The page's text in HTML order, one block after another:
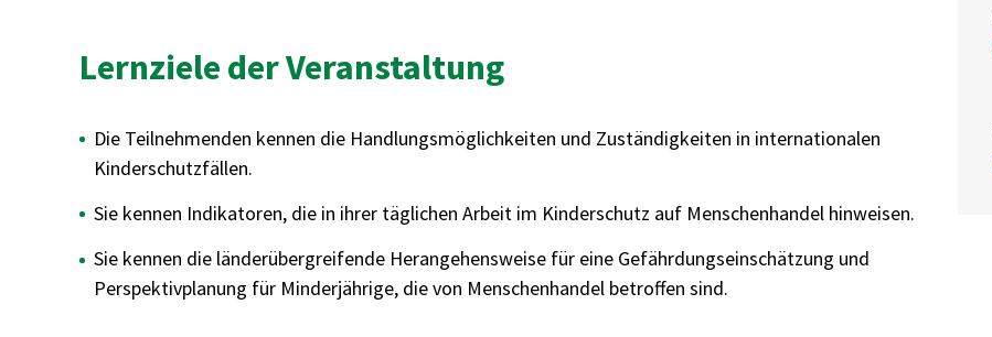
Lernziele der Veranstaltung
Die Teilnehmenden kennen die Handlungsmöglichkeiten und Zuständigkeiten in internationalen
Kinderschutzfällen.
Sie kennen Indikatoren, die in ihrer täglichen Arbeit im Kinderschutz auf Menschenhandel hinweisen.
Sie kennen die länderübergreifende Herangehensweise für eine Gefährdungseinschätzung und
Perspektivplanung für Minderjährige, die von Menschenhandel betroffen sind.